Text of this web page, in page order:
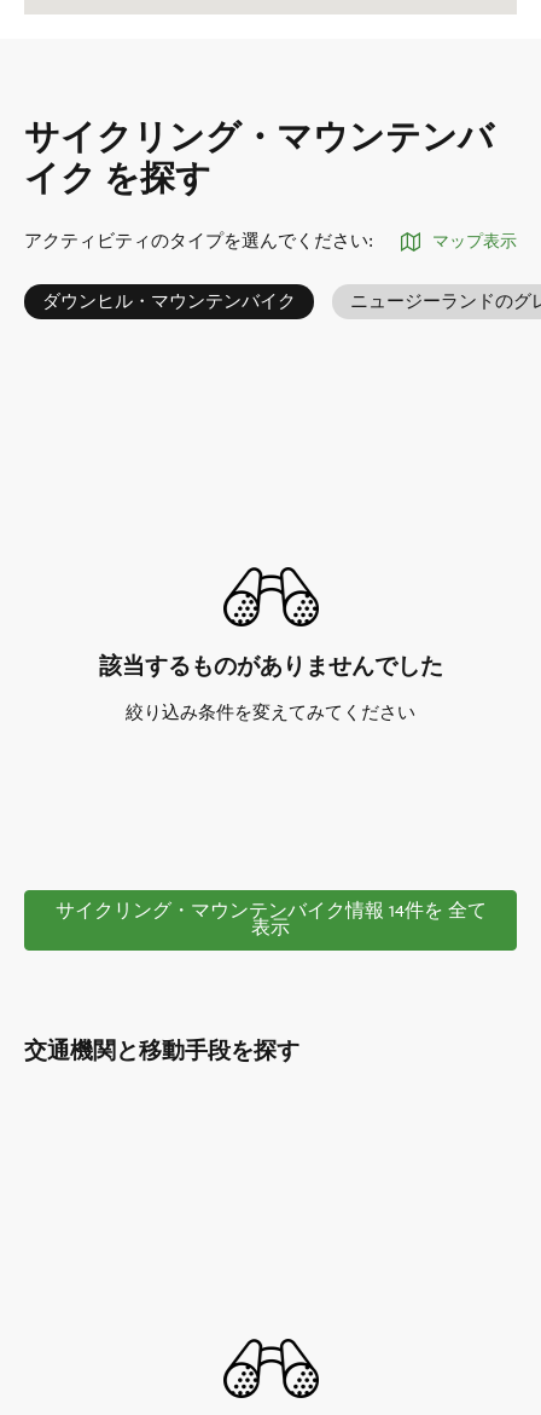
サイクリング・マウンテンバ
イク を探す
アクティビティのタイプを選んでください: マップ表示
ダウンヒル・マウンテンバイク ニュージーランドのグ
該当するものがありませんでした
絞り込み条件を変えてみてください
サイクリング・マウンテンバイク情報 14件を 全て
表示
交通機関と移動手段を探す